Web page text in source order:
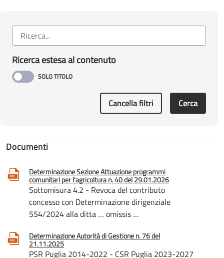
Ricerca estesa al contenuto
Cancella filtri Cerca
Documenti
Determinazione Sezione Attuazione programmi
comunitari per l'agricoltura n. 40 del 29.01.2026
Sottomisura 4.2 - Revoca del contributo
concesso con Determinazione dirigenziale
554/2024 alla ditta … omissis …
Determinazione Autorità di Gestione n. 76 del
21.11.2025
PSR Puglia 2014-2022 - CSR Puglia 2023-2027